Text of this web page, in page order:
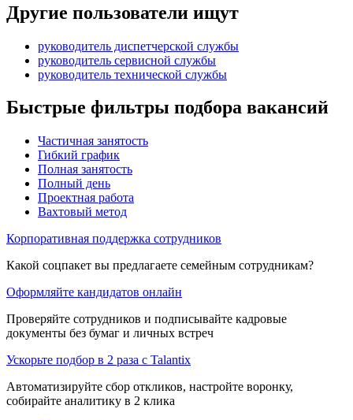
Другие пользователи ищут
руководитель диспетчерской службы
руководитель сервисной службы
руководитель технической службы
Быстрые фильтры подбора вакансий
Частичная занятость
Гибкий график
Полная занятость
Полный день
Проектная работа
Вахтовый метод
Корпоративная поддержка сотрудников
Какой соцпакет вы предлагаете семейным сотрудникам?
Оформляйте кандидатов онлайн
Проверяйте сотрудников и подписывайте кадровые
документы без бумаг и личных встреч
Ускорьте подбор в 2 раза с Talantix
Автоматизируйте сбор откликов, настройте воронку,
собирайте аналитику в 2 клика